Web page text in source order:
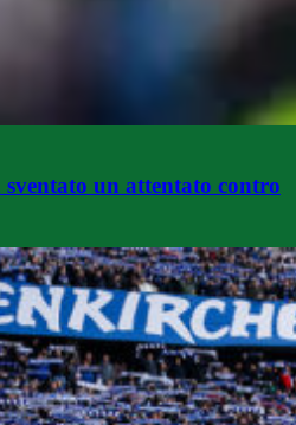
un attentato contro